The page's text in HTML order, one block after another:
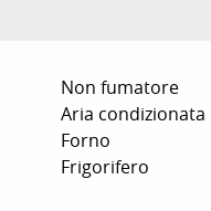
Non fumatore
Aria condizionata
Forno
Frigorifero